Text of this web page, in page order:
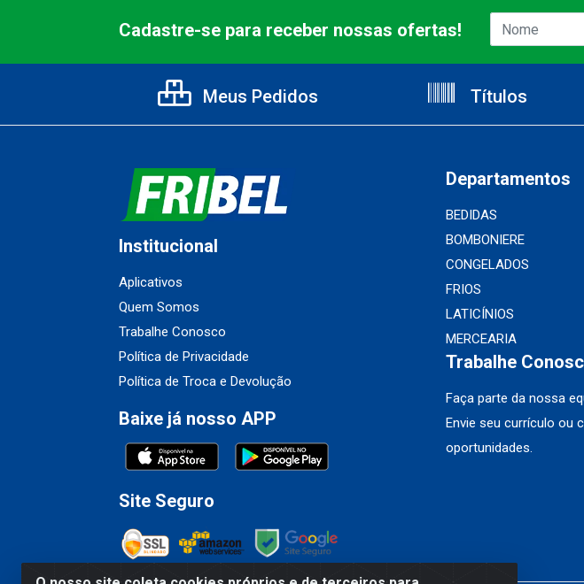
Cadastre-se para receber nossas ofertas!
Meus Pedidos Títulos
Institucional
Aplicativos
Quem Somos
Trabalhe Conosco
Política de Privacidade
Política de Troca e Devolução
Baixe já nosso APP
Site Seguro
Departamentos
BEDIDAS
BOMBONIERE
CONGELADOS
FRIOS
LATICÍNIOS
MERCEARIA
Trabalhe
Faça parte da nossa
Envie seu currículo ou
oportunidades.